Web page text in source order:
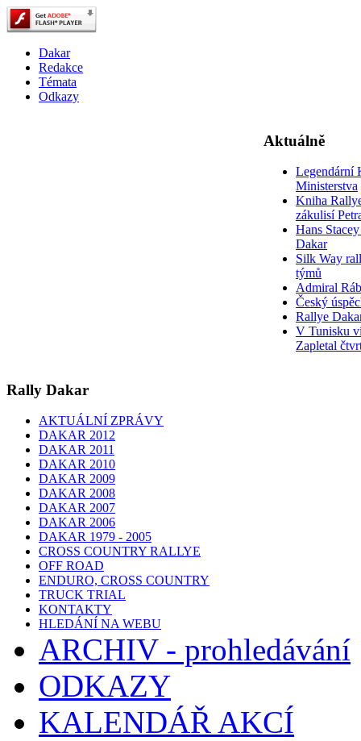
Dakar
Redakce
Témata
Odkazy
Aktuálně
Legendární
Ministerstva
Kniha
zákulisí
Hans
Dakar
Silk Way
týmů
Admiral
Český
Rallye
V Tunisku
Zapletal
Rally Dakar
AKTUÁLNÍ ZPRÁVY
DAKAR 2012
DAKAR 2011
DAKAR 2010
DAKAR 2009
DAKAR 2008
DAKAR 2007
DAKAR 2006
DAKAR 1979 - 2005
CROSS COUNTRY RALLYE
OFF ROAD
ENDURO, CROSS COUNTRY
TRUCK TRIAL
KONTAKTY
HLEDÁNÍ NA WEBU
ARCHIV - prohledávání
ODKAZY
KALENDÁŘ AKCÍ